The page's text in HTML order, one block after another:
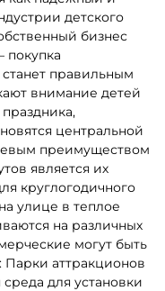
детского
бизнес
правильным
внимание детей
центральной
преимуществом
является их
круглогодичного
улице в теплое
на различных
могут быть
Парки аттракционов
для установки